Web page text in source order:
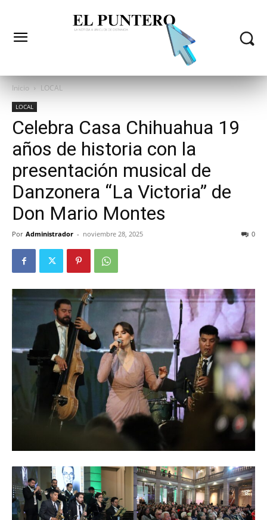
Inicio LOCAL
LOCAL
Celebra Casa Chihuahua 19
años de historia con la
presentación musical de
Danzonera “La Victoria” de
Don Mario Montes
Por Administrador - noviembre 28, 2025 0